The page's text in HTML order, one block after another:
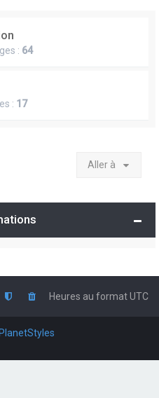
: 64
: 17
Aller à
Heures au formatUTC
PlanetStyles